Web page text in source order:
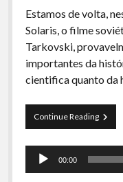
Estamos de volta,
Solaris, o filme
Tarkovski,
importantes da
cientifica quanto da
Continue ReadingSolaris
Tocador
00:00